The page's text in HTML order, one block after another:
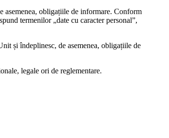
asemenea, obligațiile de informare. Conform
termenilor „date cu caracter personal”,
și îndeplinesc, de asemenea, obligațiile de
legale ori de reglementare.